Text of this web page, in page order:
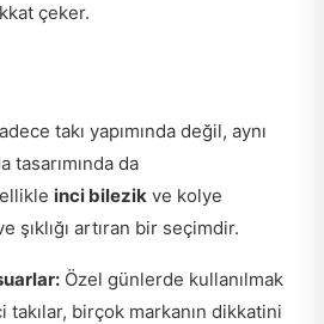
çeker.
takı yapımında değil, aynı
tasarımında da
inci bilezik ve kolye
şıklığı artıran bir seçimdir.
Özel günlerde kullanılmak
birçok markanın dikkatini